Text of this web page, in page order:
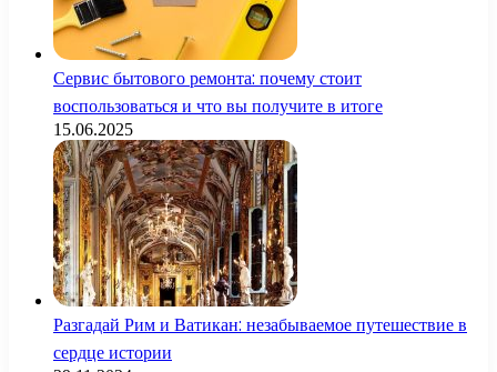
Сервис бытового ремонта: почему стоит
воспользоваться и что вы получите в итоге
15.06.2025
Разгадай Рим и Ватикан: незабываемое путешествие в
сердце истории